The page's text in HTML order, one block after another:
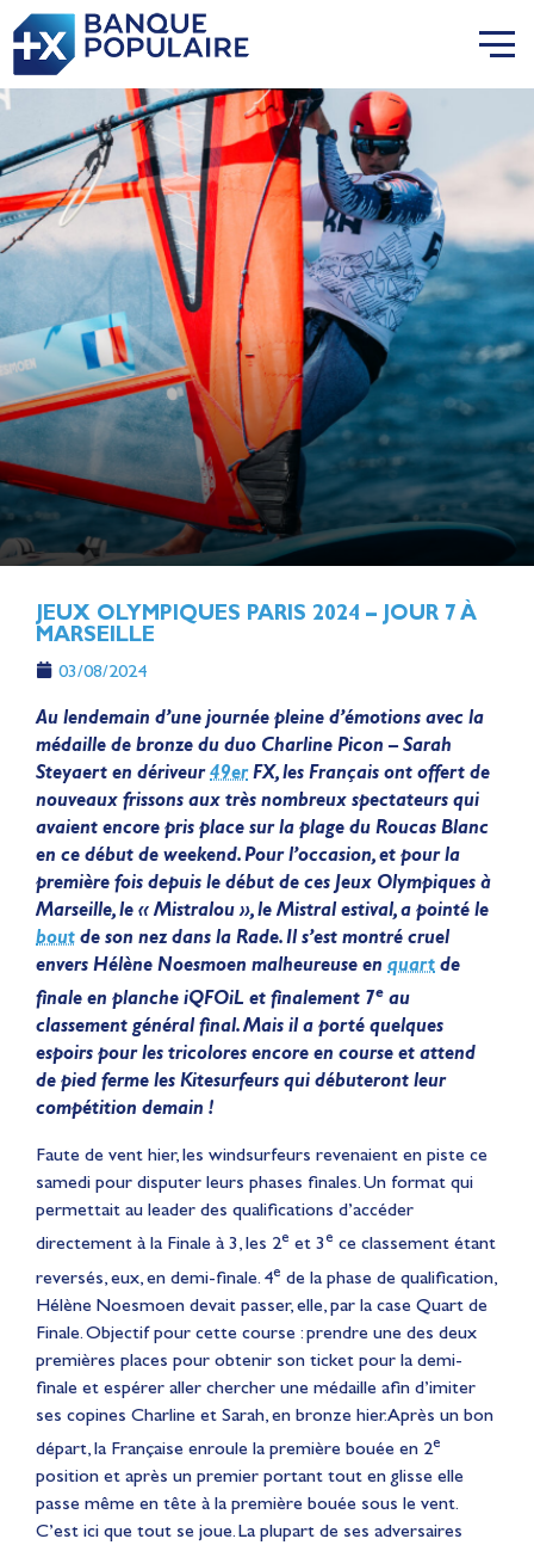
JEUX OLYMPIQUES PARIS 2024 – JOUR 7 À
MARSEILLE
03/08/2024
Au lendemain d’une journée pleine d’émotions avec la
médaille de bronze du duo Charline Picon – Sarah
Steyaert en dériveur49erFX, les Français ont offert de
nouveaux frissons aux très nombreux spectateurs qui
avaient encore pris place sur la plage du Roucas Blanc
en ce début de weekend. Pour l’occasion, et pour la
première fois depuis le début de ces Jeux Olympiques à
Marseille, le « Mistralou », le Mistral estival, a pointé le
bout de son nez dans la Rade. Il s’est montré cruel
envers Hélène Noesmoen malheureuse en quart de
finale en planche iQFOiL et finalement 7e au
classement général final. Mais il a porté quelques
espoirs pour les tricolores encore en course et attend
de pied ferme les Kitesurfeurs qui débuteront leur
compétition demain !
Faute de vent hier, les windsurfeurs revenaient en piste ce
samedi pour disputer leurs phases finales. Un format qui
permettait au leader des qualifications d’accéder
directement à la Finale à 3, les 2e et 3e ce classement étant
reversés, eux, en demi-finale. 4e de la phase de qualification,
Hélène Noesmoen devait passer, elle, par la case Quart de
Finale. Objectif pour cette course : prendre une des deux
premières places pour obtenir son ticket pour la demi-
finale et espérer aller chercher une médaille afin d’imiter
ses copines Charline et Sarah, en bronze hier. Après un bon
départ, la Française enroule la première bouée en 2e
position et après un premier portant tout en glisse elle
passe même en tête à la première bouée sous le vent.
C’est ici que tout se joue. La plupart de ses adversaires